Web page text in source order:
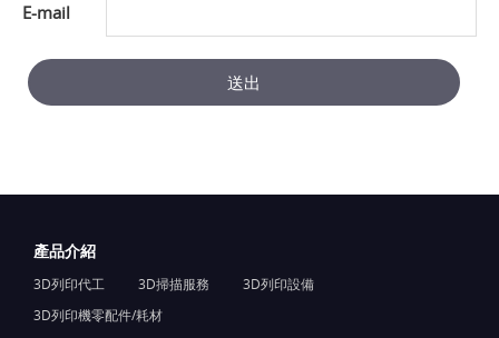
E-mail
送出
產品介紹
3D列印代工 3D掃描服務
3D列印設備
3D列印機零配件/耗材